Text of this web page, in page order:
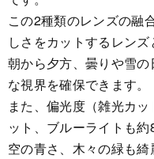
この2種類のレンズの融
しさをカットするレンズ
朝から夕方、曇りや雪
な視界を確保できます。
また、偏光度（雑光カ
ット、ブルーライトも約
空の青さ、木々の緑も